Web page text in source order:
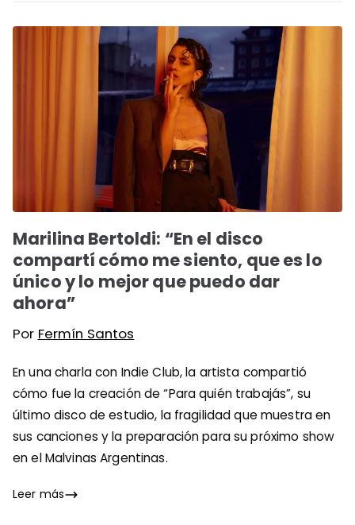
Marilina Bertoldi: “En el disco
compartí cómo me siento, que es lo
único y lo mejor que puedo dar
ahora”
Por Fermín Santos
En una charla con Indie Club, la artista compartió
cómo fue la creación de “Para quién trabajás”, su
último disco de estudio, la fragilidad que muestra en
sus canciones y la preparación para su próximo show
en el Malvinas Argentinas.
Leer más